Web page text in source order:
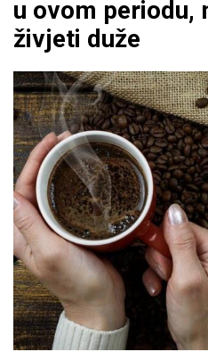
u ovom periodu,
živjeti duže